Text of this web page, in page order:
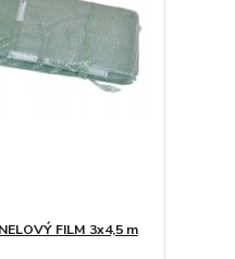
FILM 3x4,5 m